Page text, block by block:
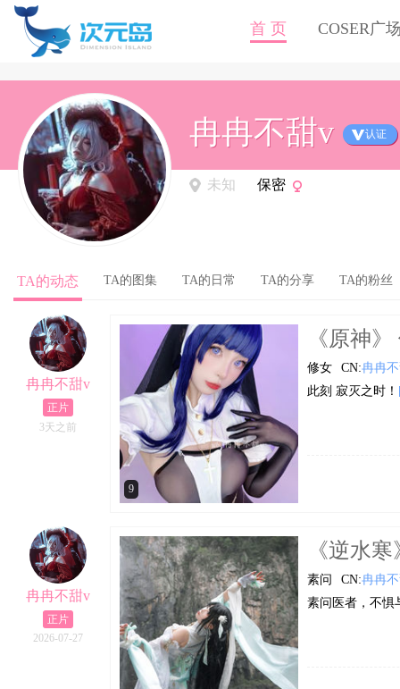
首 页 COSER广
冉冉不甜v 认证
未知 保密
TA的动态 TA的图集 TA的日常 TA的分享 TA的粉丝
冉冉不甜v
正片
3天之前
9
《原神
修女 CN:冉冉
此刻 寂灭之时！
冉冉不甜v
正片
2026-07-27
《逆水
素问 CN:冉冉
素问医者，不惧